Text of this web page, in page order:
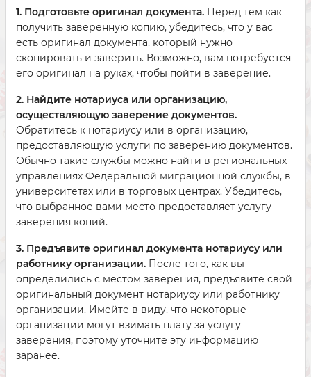
1. Подготовьте оригинал документа. Перед тем как
получить заверенную копию, убедитесь, что у вас
есть оригинал документа, который нужно
скопировать и заверить. Возможно, вам потребуется
его оригинал на руках, чтобы пойти в заверение.
2. Найдите нотариуса или организацию,
осуществляющую заверение документов.
Обратитесь к нотариусу или в организацию,
предоставляющую услуги по заверению документов.
Обычно такие службы можно найти в региональных
управлениях Федеральной миграционной службы, в
университетах или в торговых центрах. Убедитесь,
что выбранное вами место предоставляет услугу
заверения копий.
3. Предъявите оригинал документа нотариусу или
работнику организации. После того, как вы
определились с местом заверения, предъявите свой
оригинальный документ нотариусу или работнику
организации. Имейте в виду, что некоторые
организации могут взимать плату за услугу
заверения, поэтому уточните эту информацию
заранее.